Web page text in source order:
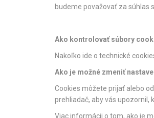
budeme považovať za súhlas
Ako kontrolovať súbory
Nakoľko ide o technické
Ako je možné zmeniť
Cookies môžete prijať alebo
prehliadač, aby vás upozornil,
Viac informácii o tom, ako je